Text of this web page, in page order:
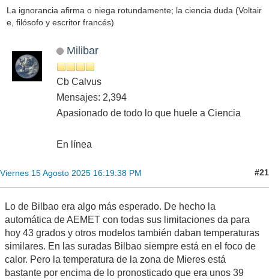
La ignorancia afirma o niega rotundamente; la ciencia duda (Voltair
e, filósofo y escritor francés)
Milibar
Cb Calvus
Mensajes: 2,394
Apasionado de todo lo que huele a Ciencia
En línea
Viernes 15 Agosto 2025 16:19:38 PM #21
Lo de Bilbao era algo más esperado. De hecho la
automática de AEMET con todas sus limitaciones da para
hoy 43 grados y otros modelos también daban temperaturas
similares. En las suradas Bilbao siempre está en el foco de
calor. Pero la temperatura de la zona de Mieres está
bastante por encima de lo pronosticado que era unos 39